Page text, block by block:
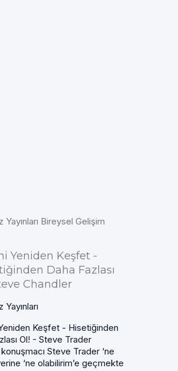
Yayınları Bireysel Gelişim
Yeniden Keşfet -
Daha Fazlası
Chandler
Keşfet - Hisetiğinden
Ol! - Steve Trader
Steve Trader ‘ne
‘ne olabilirim’e geçmekte